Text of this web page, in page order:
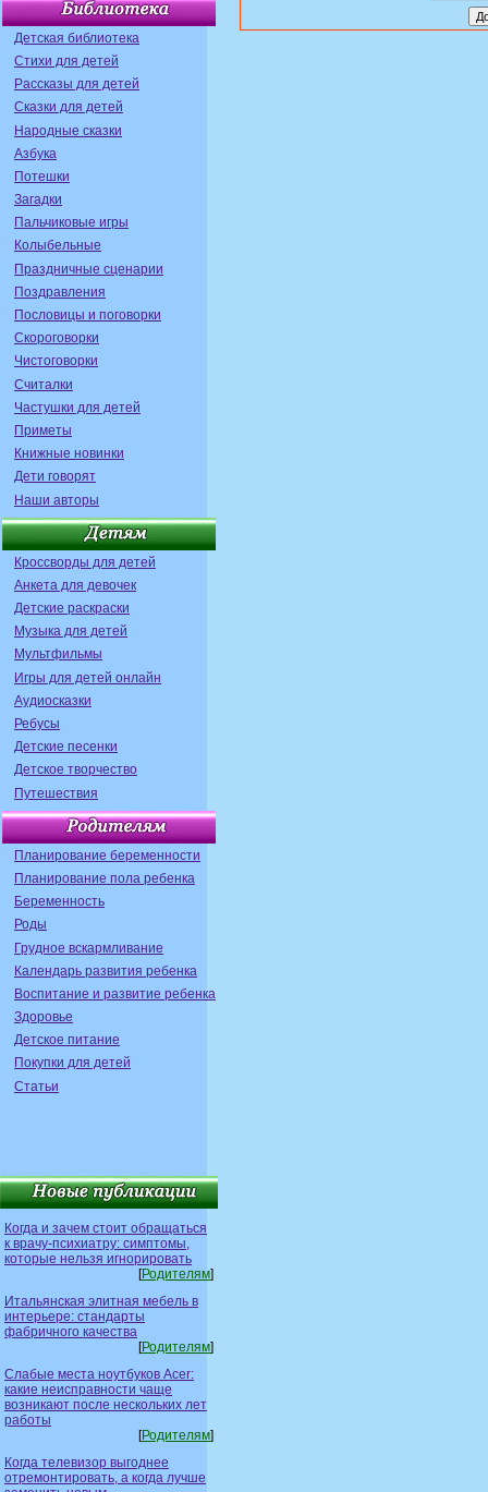
Детская библиотека
Стихи для детей
Рассказы для детей
Сказки для детей
Народные сказки
Азбука
Потешки
Загадки
Пальчиковые игры
Колыбельные
Праздничные сценарии
Поздравления
Пословицы и поговорки
Скороговорки
Чистоговорки
Считалки
Частушки для детей
Приметы
Книжные новинки
Дети говорят
Наши авторы
Кроссворды для детей
Анкета для девочек
Детские раскраски
Музыка для детей
Мультфильмы
Игры для детей онлайн
Аудиосказки
Ребусы
Детские песенки
Детское творчество
Путешествия
Планирование беременности
Планирование пола ребенка
Беременность
Роды
Грудное вскармливание
Календарь развития ребенка
Воспитание и развитие ребенка
Здоровье
Детское питание
Покупки для детей
Статьи
Когда и зачем стоит обращаться
к врачу-психиатру: симптомы,
которые нельзя игнорировать
[Родителям]
Итальянская элитная мебель в
интерьере: стандарты
фабричного качества
[Родителям]
Слабые места ноутбуков Acer:
какие неисправности чаще
возникают после нескольких лет
работы
[Родителям]
Когда телевизор выгоднее
отремонтировать, а когда лучше